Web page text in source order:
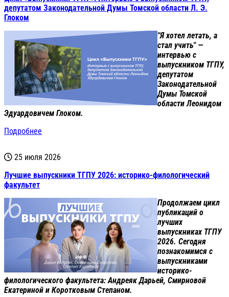
депутатом Законодательной Думы Томской области Л. Э.
Глоком
"Я хотел летать, а
стал учить" —
интервью с
выпускником ТГПУ,
депутатом
Законодательной
Думы Томской
области Леонидом
Эдуардовичем Глоком.
Подробнее
25 июля 2026
Лучшие выпускники ТГПУ 2026: историко-филологический
факультет
Продолжаем цикл
публикаций о
лучших
выпускниках ТГПУ
2026. Сегодня
познакомимся с
выпускниками
историко-
филологического факультета: Андреяк Дарьей, Смирновой
Екатериной и Коротковым Степаном.